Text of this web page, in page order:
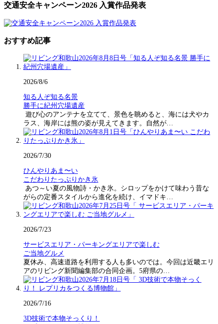
交通安全キャンペーン2026 入賞作品発表
おすすめ記事
2026/8/6
知る人ぞ知る名景
勝手に紀州穴場遺産
遊び心のアンテナを立てて、景色を眺めると、海には犬やカ
ラス、海岸には熊の姿が見えてきます。自然が…
2026/7/30
ひんやりあま〜い
こだわりたっぷりかき氷
あつ～い夏の風物詩・かき氷。シロップをかけて味わう昔な
がらの定番スタイルから進化を続け、イマドキ…
2026/7/23
サービスエリア・パーキングエリアで楽しむ
ご当地グルメ
夏休み、高速道路を利用する人も多いのでは。今回は近畿エリ
アのリビング新聞編集部の合同企画。5府県の…
2026/7/16
3D技術で本物そっくり！